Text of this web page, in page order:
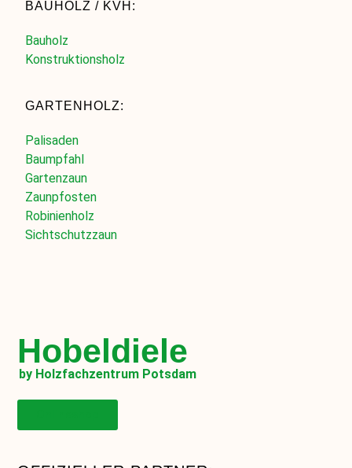
BAUHOLZ / KVH:
Bauholz
Konstruktionsholz
GARTENHOLZ:
Palisaden
Baumpfahl
Gartenzaun
Zaunpfosten
Robinienholz
Sichtschutzzaun
Hobeldiele
by Holzfachzentrum Potsdam